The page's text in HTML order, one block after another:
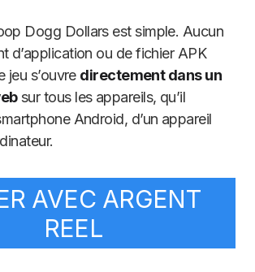
Dogg Dollars est simple. Aucun
d’application ou de fichier APK
jeu s’ouvre directement dans un
sur tous les appareils, qu’il
Android, d’un appareil
AVEC ARGENT
REEL